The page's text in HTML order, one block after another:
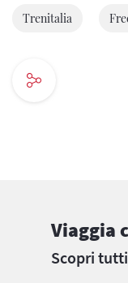
Trenitalia
Viaggia
Scopri